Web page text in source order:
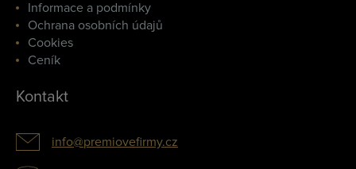
Informace a podmínky
Ochrana osobních údajů
Cookies
Ceník
Kontakt
info@premiovefirmy.cz